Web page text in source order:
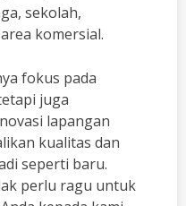
sekolah,
komersial.
fokus pada
juga
lapangan
kualitas dan
seperti baru.
perlu ragu untuk